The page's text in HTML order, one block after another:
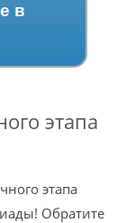
в
этапа
этапа
Обратите